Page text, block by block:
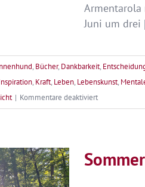
Juni um drei
, Bücher, Dankbarkeit,
, Kraft, Leben, Lebenskunst,
| Kommentare deaktiviertfür
Inspiration